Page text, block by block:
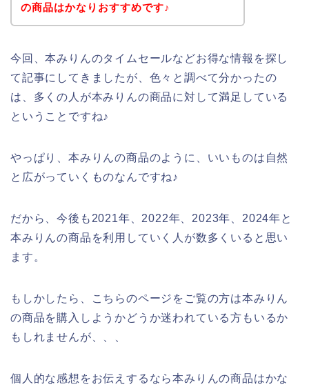
の商品はかなりおすすめです♪
今回、本みりんのタイムセールなどお得な情報を探し
て記事にしてきましたが、色々と調べて分かったの
は、多くの人が本みりんの商品に対して満足している
ということですね♪
やっぱり、本みりんの商品のように、いいものは自然
と広がっていくものなんですね♪
だから、今後も2021年、2022年、2023年、2024年と
本みりんの商品を利用していく人が数多くいると思い
ます。
もしかしたら、こちらのページをご覧の方は本みりん
の商品を購入しようかどうか迷われている方もいるか
もしれませんが、、、
個人的な感想をお伝えするなら本みりんの商品はかな